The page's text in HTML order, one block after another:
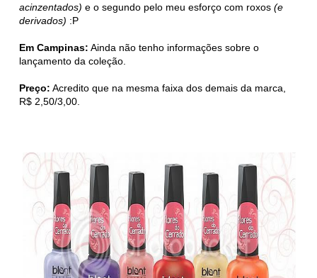
acinzentados)e o segundo pelo meu esforço com roxos(e
derivados) :P
Em Campinas: Ainda não tenho informações sobre o
lançamento da coleção.
Preço: Acredito que na mesma faixa dos demais da marca,
R$ 2,50/3,00.